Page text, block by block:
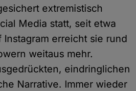
extremistisch
Media statt, seit etwa
erreicht sie rund
weitaus mehr.
eindringlichen
Narrative. Immer wieder